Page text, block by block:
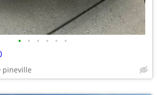
• • • • • •
pineville